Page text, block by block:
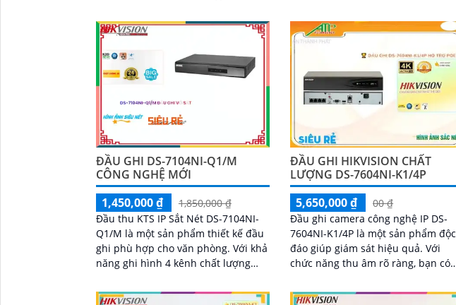
công suất 200W tích hợp sẵn trên
đầu ghi, Cổng HDMI xuất hình 4K, hỗ
trợ nhận diện khuôn mặt và phát
hiện chuyển động thông minh
ĐẦU GHI DS-7104NI-Q1/M
CÔNG NGHỆ MỚI
1,450,000 ₫
1,850,000 ₫
Đầu thu KTS IP Sắt Nét DS-7104NI-
Q1/M là một sản phẩm thiết kế đầu
ghi phù hợp cho văn phòng. Với khả
năng ghi hình 4 kênh chất lượng
nó...
ĐẦU GHI HIKVISION CHẤT
LƯỢNG DS-7604NI-K1/4P
5,650,000 ₫
00 ₫
Đầu ghi camera công nghệ IP DS-
7604NI-K1/4P là một sản phẩm độc
đáo giúp giám sát hiệu quả. Với
chức năng thu âm rõ ràng, bạn có
không bỏ lỡ bất kỳ chi tiết nào